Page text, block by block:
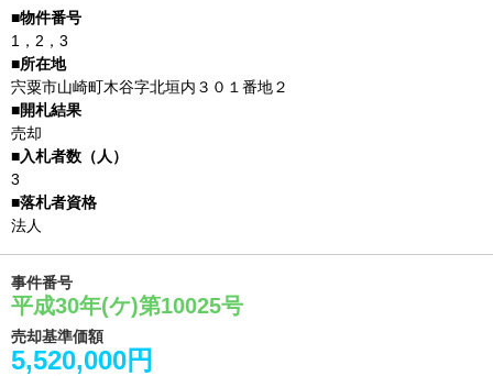
1，2，3
宍粟市山崎町木谷字北垣内３０１番地２
売却
3
法人
事件番号
平成30年(ケ)第10025号
売却基準価額
5,520,000円